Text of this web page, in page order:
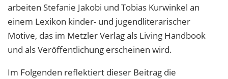
arbeiten Stefanie Jakobi und Tobias Kurwinkel an
einem Lexikon kinder- und jugendliterarischer
Motive, das im Metzler Verlag als Living Handbook
und als Veröffentlichung erscheinen wird.
Im Folgenden reflektiert dieser Beitrag die